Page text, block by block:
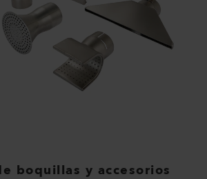
boquillas y accesorios